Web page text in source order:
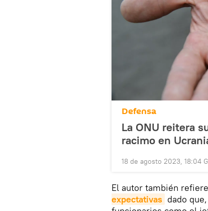
Defensa
La ONU reitera
racimo en
18 de agosto 2023, 18:04
El autor también
expectativas dado